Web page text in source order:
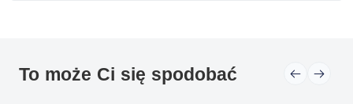
To może Ci się spodobać